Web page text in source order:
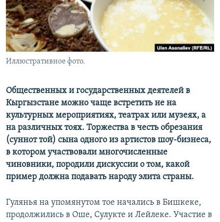
Иллюстративное фото.
Общественных и государственных деятелей в
Кыргызстане можно чаще встретить не на
культурных мероприятиях, театрах или музеях, а
на различных тоях. Торжества в честь обрезания
(суннот той) сына одного из артистов шоу-бизнеса,
в котором участвовали многочисленные
чиновники, породили дискуссии о том, какой
пример должна подавать народу элита страны.
Гулянья на упомянутом тое начались в Бишкеке,
продолжились в Оше, Сулукте и Лейлеке. Участие в